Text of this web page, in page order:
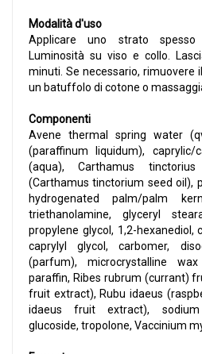
Modalità d'uso
Applicare uno strato
Luminosità su viso e collo.
minuti. Se necessario, rimuovere
un batuffolo di cotone o
Componenti
Avene thermal spring water
(paraffinum liquidum), caprylic/
(aqua), Carthamus
(Carthamus tinctorium seed oil),
hydrogenated palm/palm
triethanolamine, glyceryl
propylene glycol, 1,2-hexanediol,
caprylyl glycol, carbomer,
(parfum), microcrystalline
paraffin, Ribes rubrum (currant)
fruit extract), Rubu idaeus
idaeus fruit extract), sodium
glucoside, tropolone, Vaccinium